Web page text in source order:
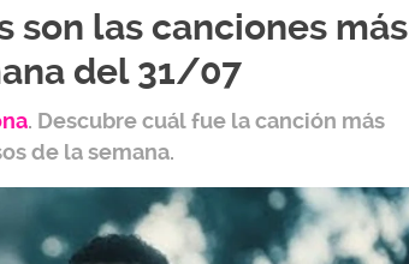
son las canciones más
del 31/07
. Descubre cuál fue la canción más
de la semana.